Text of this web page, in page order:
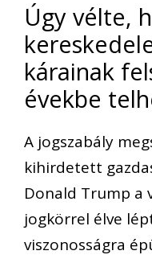
Úgy vélte,
kárainak
évekbe
A jogszabály
kihirdetett
Donald Trump a
jogkörrel élve
viszonosságra